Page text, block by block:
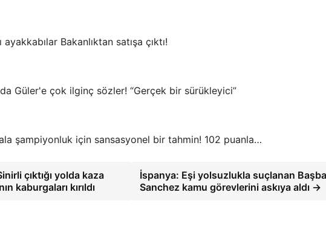
Bakanlıktan satışa çıktı!
Güler'e çok ilginç sözler! “Gerçek bir sürükleyici”
şampiyonluk için sansasyonel bir tahmin! 102 puanla…
çıktığı yolda kaza
kaburgaları kırıldı
İspanya: Eşi yolsuzlukla suçlanan
Sanchez kamu görevlerini askıya aldı →